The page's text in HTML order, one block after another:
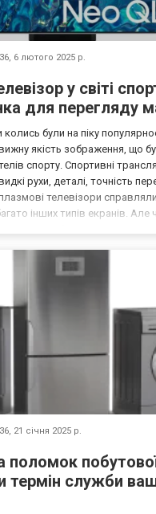
6 лютого 2025 р.
у світі
для перегляду
були на піку
якість зображення, що
спорту. Спортивні
рухи, деталі, точність
плазмові телевізори
інших типів екранів.
21 січня 2025 р.
поломок
термін служби